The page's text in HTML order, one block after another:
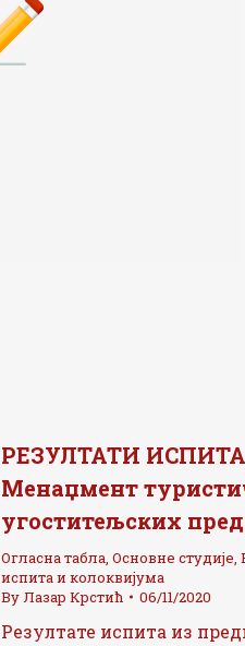
РЕЗУЛТАТИ
Менаџмент
угоститељских
Огласна табла, Основне студије,
испита и колоквијума
ByЛазар Крстић 06/11/2020
Резултате испита из